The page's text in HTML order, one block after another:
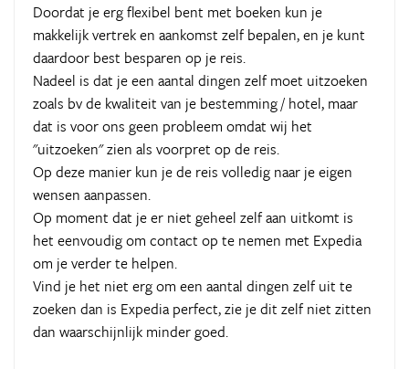
Doordat je erg flexibel bent met boeken kun je
makkelijk vertrek en aankomst zelf bepalen, en je kunt
daardoor best besparen op je reis.
Nadeel is dat je een aantal dingen zelf moet uitzoeken
zoals bv de kwaliteit van je bestemming / hotel, maar
dat is voor ons geen probleem omdat wij het
"uitzoeken" zien als voorpret op de reis.
Op deze manier kun je de reis volledig naar je eigen
wensen aanpassen.
Op moment dat je er niet geheel zelf aan uitkomt is
het eenvoudig om contact op te nemen met Expedia
om je verder te helpen.
Vind je het niet erg om een aantal dingen zelf uit te
zoeken dan is Expedia perfect, zie je dit zelf niet zitten
dan waarschijnlijk minder goed.